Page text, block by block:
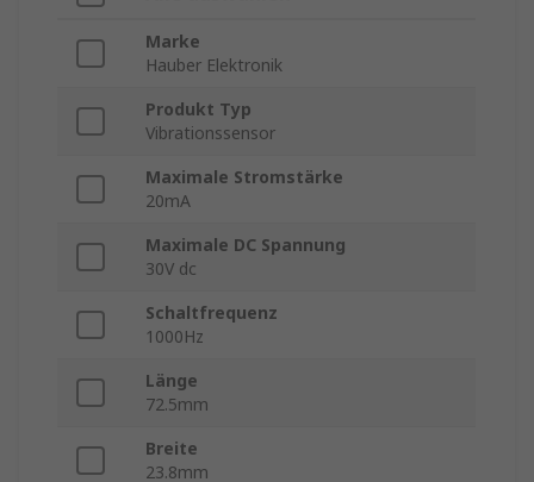
Marke
Hauber Elektronik
Produkt Typ
Vibrationssensor
Maximale Stromstärke
20mA
Maximale DC Spannung
30V dc
Schaltfrequenz
1000Hz
Länge
72.5mm
Breite
23.8mm